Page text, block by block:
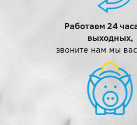
Работаем 24
выходных,
звоните нам мы